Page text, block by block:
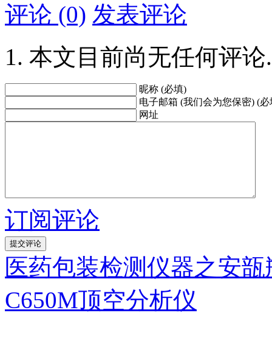
评论 (0) 发表评论
本文目前尚无任何评论.
昵称 (必填)
电子邮箱 (我们会为您保密) (必
网址
订阅评论
医药包装检测仪器之安
C650M顶空分析仪